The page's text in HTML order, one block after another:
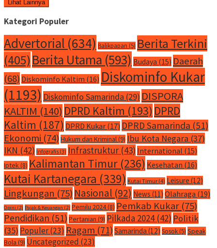
Lihat Lainnya
Kategori Populer
Advertorial (634) Balikpapan (5) Berita Terkini
(405)Berita Utama (593) Budaya (15) Daerah
(68) Diskominfo Kaltim (16) Diskominfo Kukar
(1193) Diskominfo Samarinda (29) DISPORA
KALTIM (140) DPRD Kaltim (193) DPRD
Kaltim (187) DPRD Kukar (17) DPRD Samarinda (51)
Ekonomi (74) Hukum dan Kriminal(9) Ibu Kota Negara (37)
IKN (42) Infografis (3) Infrastruktur (43) International (15)
Iptek(8) Kalimantan Timur (236) Kesehatan (16)
Kutai Kartanegara (339) Kutai Timur (4) Leisure (12)
Lingkungan (75) Nasional (92) News (11) Olahraga (19)
Opini (2) Pajak & Keuangan (2) Pemilu 2024(8) Pemkab Kukar (75)
Pendidikan (51) Pertanian (9) Pilkada 2024(42) Politik
(35) Populer(23) Ragam (71) Samarinda (12) Sosok(5) Speak
Bola (9) Uncategorized (23)